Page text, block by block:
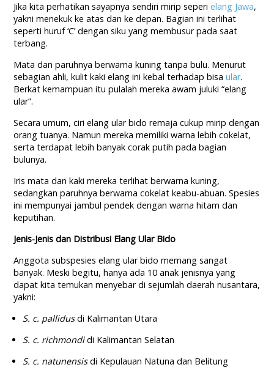
Jika kita perhatikan sayapnya sendiri mirip seperielang Jawa,
yakni menekuk ke atas dan ke depan. Bagian ini terlihat
seperti huruf ‘C’ dengan siku yang membusur pada saat
terbang.
Mata dan paruhnya berwarna kuning tanpa bulu. Menurut
sebagian ahli, kulit kaki elang ini kebal terhadap bisaular.
Berkat kemampuan itu pulalah mereka awam juluki “elang
ular”.
Secara umum, ciri elang ular bido remaja cukup mirip dengan
orang tuanya. Namun mereka memiliki warna lebih cokelat,
serta terdapat lebih banyak corak putih pada bagian
bulunya.
Iris mata dan kaki mereka terlihat berwarna kuning,
sedangkan paruhnya berwarna cokelat keabu-abuan. Spesies
ini mempunyai jambul pendek dengan warna hitam dan
keputihan.
Jenis-Jenis dan Distribusi Elang Ular Bido
Anggota subspesies elang ular bido memang sangat
banyak. Meski begitu, hanya ada 10 anak jenisnya yang
dapat kita temukan menyebar di sejumlah daerah nusantara,
yakni:
S. c. pallidusdi Kalimantan Utara
S. c. richmondidi Kalimantan Selatan
S. c. natunensisdi Kepulauan Natuna dan Belitung